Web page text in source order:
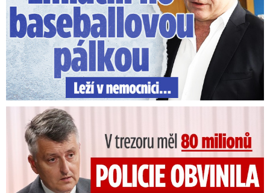
V trezoru měl 80 milionů: Policie obvinila exšéfa železnic!